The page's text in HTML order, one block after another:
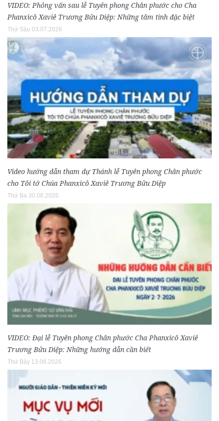
VIDEO: Phỏng vấn sau lễ Tuyên phong Chân phước cho Cha
Phanxicô Xaviê Trương Bửu Diệp: Những tâm tình đặc biệt
Thứ Sáu 03.07.2026
Video hướng dẫn tham dự Thánh lễ Tuyên phong Chân phước
cho Tôi tớ Chúa Phanxicô Xaviê Trương Bửu Diệp
Thứ Ba 30.06.2026
VIDEO: Đại lễ Tuyên phong Chân phước Cha Phanxicô Xaviê
Trương Bửu Diệp: Những hướng dẫn cần biết
Thứ Bảy 13.06.2026